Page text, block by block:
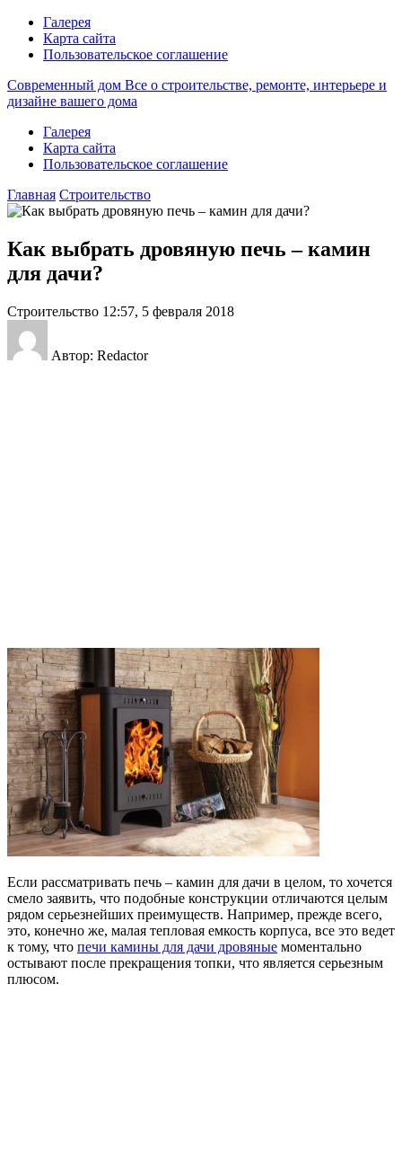
Галерея
Карта сайта
Пользовательское соглашение
Современный дом Все о строительстве, ремонте, интерьере и
дизайне вашего дома
Галерея
Карта сайта
Пользовательское соглашение
Главная Строительство
Как выбрать дровяную печь – камин
для дачи?
Строительство 12:57, 5 февраля 2018
Автор: Redactor
Если рассматривать печь – камин для дачи в целом, то хочется
смело заявить, что подобные конструкции отличаются целым
рядом серьезнейших преимуществ. Например, прежде всего,
это, конечно же, малая тепловая емкость корпуса, все это ведет
к тому, что печи камины для дачи дровяные моментально
остывают после прекращения топки, что является серьезным
плюсом.